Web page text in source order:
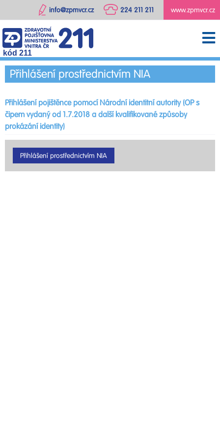
www.zpmvcr.cz
224 211 211
info@zpmvcr.cz
kód 211
Přihlášení prostřednictvím NIA
Přihlášení pojištěnce pomocí Národní identitní autority (OP s
čipem vydaný od 1.7.2018 a další kvalifikované způsoby
prokázání identity)